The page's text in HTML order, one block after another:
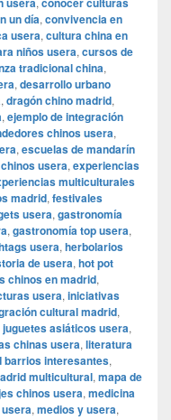
un día, convivencia en
usera, cultura china en
niños usera, cursos de
tradicional china,
, desarrollo urbano
, dragón chino madrid,
, ejemplo de integración
chinos usera,
, escuelas de mandarín
usera, experiencias
multiculturales
madrid, festivales
usera, gastronomía
, gastronomía top usera,
usera, herbolarios
de usera, hot pot
chinos en madrid,
usera, iniciativas
cultural madrid,
juguetes asiáticos usera,
chinas usera, literatura
barrios interesantes,
multicultural, mapa de
chinos usera, medicina
, medios y usera,